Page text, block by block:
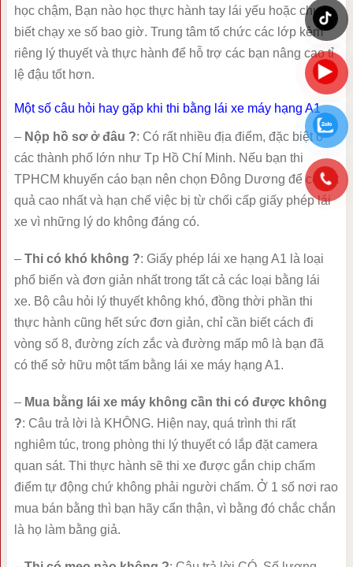
học chậm, Bạn nào học thực hành tay lái yếu hoặc chưa
biết chạy xe số bao giờ. Trung tâm tổ chức các lớp kèm
riêng lý thuyết và thực hành để hỗ trợ các bạn nâng cao tỉ
lệ đậu tốt hơn.
Một số câu hỏi hay gặp khi thi bằng lái xe máy hạng A1
– Nộp hồ sơ ở đâu ?: Có rất nhiều địa điểm, đặc biệt ở
các thành phố lớn như Tp Hồ Chí Minh. Nếu bạn thi
TPHCM khuyến cáo bạn nên chọn Đông Dương để có kết
quả cao nhất và hạn chế việc bị từ chối cấp giấy phép lái
xe vì những lý do không đáng có.
– Thi có khó không ?: Giấy phép lái xe hạng A1 là loại
phổ biến và đơn giản nhất trong tất cả các loại bằng lái
xe. Bộ câu hỏi lý thuyết không khó, đồng thời phần thi
thực hành cũng hết sức đơn giản, chỉ cần biết cách đi
vòng số 8, đường zích zắc và đường mấp mô là bạn đã
có thể sở hữu một tấm bằng lái xe máy hạng A1.
– Mua bằng lái xe máy không cần thi có được không
?: Câu trả lời là KHÔNG. Hiện nay, quá trình thi rất
nghiêm túc, trong phòng thi lý thuyết có lắp đặt camera
quan sát. Thi thực hành sẽ thi xe được gắn chip chấm
điểm tự động chứ không phải người chấm. Ở 1 số nơi rao
mua bán bằng thì bạn hãy cẩn thận, vì bằng đó chắc chắn
là họ làm bằng giả.